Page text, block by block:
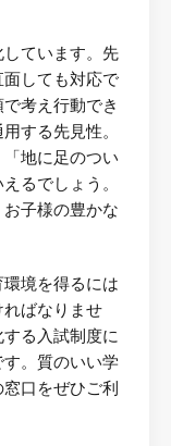
ています。先
しても対応で
考え行動でき
する先見性。
地に足のつい
るでしょう。
子様の豊かな
境を得るには
ればなりませ
る入試制度に
。質のいい学
口をぜひご利